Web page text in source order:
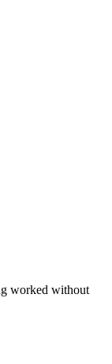
worked without